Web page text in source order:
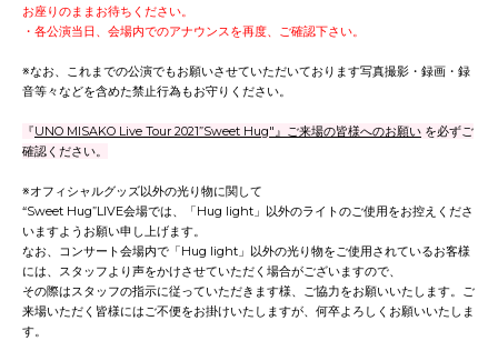
お座りのままお待ちください。
・各公演当日、会場内でのアナウンスを再度、ご確認下さい。
※なお、これまでの公演でもお願いさせていただいております写真撮影・録画・録
音等々などを含めた禁止行為もお守りください。
『UNO MISAKO Live Tour 2021”Sweet Hug"』ご来場の皆様へのお願い を必ずご
確認ください。
※オフィシャルグッズ以外の光り物に関して
“Sweet Hug”LIVE会場では、「Hug light」以外のライトのご使用をお控えくださ
いますようお願い申し上げます。
なお、コンサート会場内で「Hug light」以外の光り物をご使用されているお客様
には、スタッフより声をかけさせていただく場合がございますので、
その際はスタッフの指示に従っていただきます様、ご協力をお願いいたします。ご
来場いただく皆様にはご不便をお掛けいたしますが、何卒よろしくお願いいたしま
す。